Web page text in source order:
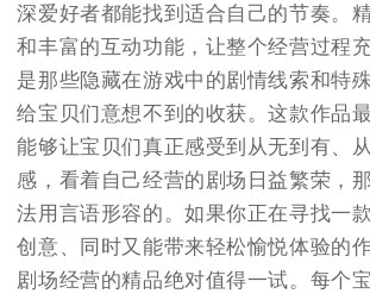
深爱好者都能找到适合自己的节奏。
和丰富的互动功能，让整个经营过程
是那些隐藏在游戏中的剧情线索和特
给宝贝们意想不到的收获。这款作品
能够让宝贝们真正感受到从无到有、
感，看着自己经营的剧场日益繁荣，
法用言语形容的。如果你正在寻找一
创意、同时又能带来轻松愉悦体验的
剧场经营的精品绝对值得一试。每个